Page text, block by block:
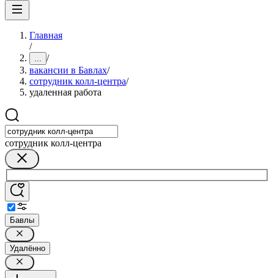
Главная
/
... /
вакансии в Бавлах/
сотрудник колл-центра/
удаленная работа
сотрудник колл-центра
Бавлы
Удалённо